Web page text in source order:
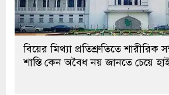
বিয়ের মিথ্যা প্রতিশ্রুতিতে
শাস্তি কেন অবৈধ নয় জানতে চেয়ে